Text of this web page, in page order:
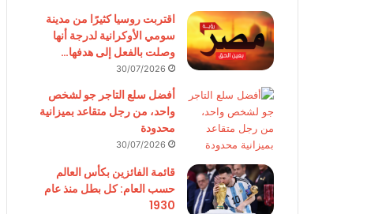
اقتربت روسيا كثيرًا من مدينة
سومي الأوكرانية لدرجة أنها
وصلت بالفعل إلى هدفها…
30/07/2026
أفضل سلع التاجر جو لشخص
واحد، من رجل متقاعد بميزانية
محدودة
30/07/2026
قائمة الفائزين بكأس العالم
حسب العام: كل بطل منذ عام
1930